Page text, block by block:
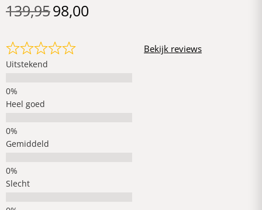
139,9598,00
Uitstekend
Heel goed
Gemiddeld
Slecht
Bekijk reviews